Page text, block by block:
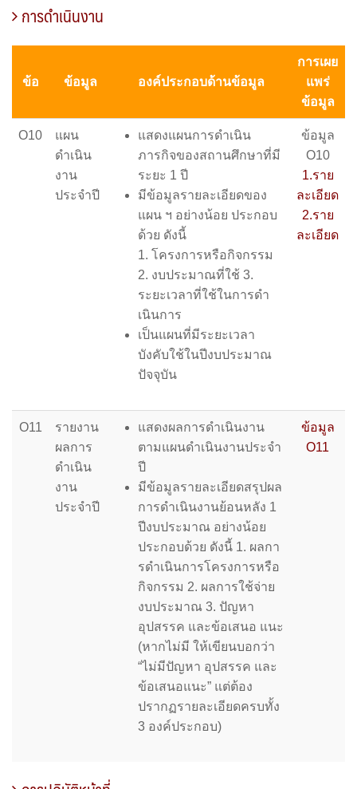
การดำเนินงาน
ข้อ ข้อมูล องค์ประกอบด้านข้อมูล
การเผย
แพร่
ข้อมูล
O10
แผน
ดำเนิน
งาน
ประจำปี
แสดงแผนการดําเนิน
ภารกิจของสถานศึกษาที่มี
ระยะ 1 ปี
มีข้อมูลรายละเอียดของ
แผน ฯ อย่างน้อย ประกอบ
ด้วย ดังนี้
1. โครงการหรือกิจกรรม
2. งบประมาณที่ใช้ 3.
ระยะเวลาที่ใช้ในการดํา
เนินการ
เป็นแผนที่มีระยะเวลา
บังคับใช้ในปีงบประมาณ
ปัจจุบัน
ข้อมูล
O10
1.ราย
ละเอียด
2.ราย
ละเอียด
O11
รายงาน
ผลการ
ดำเนิน
งาน
ประจำปี
แสดงผลการดําเนินงาน
ตามแผนดําเนินงานประจํา
ปี
มีข้อมูลรายละเอียดสรุปผล
การดําเนินงานย้อนหลัง 1
ปีงบประมาณ อย่างน้อย
ประกอบด้วย ดังนี้ 1. ผลกา
รดําเนินการโครงการหรือ
กิจกรรม 2. ผลการใช้จ่าย
งบประมาณ 3. ปัญหา
อุปสรรค และข้อเสนอ แนะ
(หากไม่มี ให้เขียนบอกว่า
“ไม่มีปัญหา อุปสรรค และ
ข้อเสนอแนะ” แต่ต้อง
ปรากฏรายละเอียดครบทั้ง
3 องค์ประกอบ)
ข้อมูล
O11